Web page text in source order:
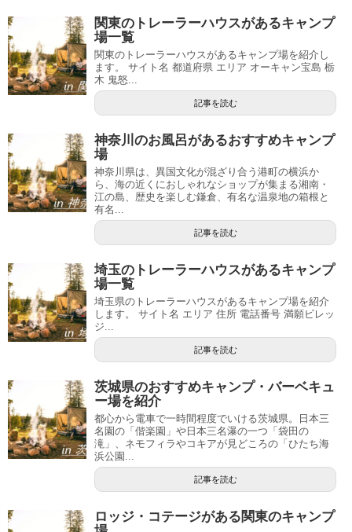
関東のトレーラーハウスがあるキャンプ
場一覧
関東のトレーラーハウスがあるキャンプ場を紹介し
ます。 サイト名 都道府県 エリア オーキャン宝島 栃
木 鬼怒...
記事を読む
神奈川のお風呂があるおすすめキャンプ
場
神奈川県は、異国文化が混ざり合う港町の横浜か
ら、海の近くにおしゃれなショップが集まる湘南・
江の島、歴史を楽しむ鎌倉、有名な温泉地の箱根と
有名...
記事を読む
埼玉のトレーラーハウスがあるキャンプ
場一覧
埼玉県のトレーラーハウスがあるキャンプ場を紹介
します。 サイト名 エリア 住所 電話番号 満願ビレッ
ジ...
記事を読む
茨城県のおすすめキャンプ・バーベキュ
ー場を紹介
都心から電車で一時間程度でいける茨城県。日本三
名園の「偕楽園」や日本三名瀑の一つ「袋田の
滝」、ネモフィラやコキアが見どころの「ひたち海
浜公園...
記事を読む
ロッジ・コテージがある関東のキャンプ